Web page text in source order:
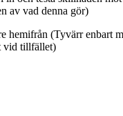
av vad denna gör)
hemifrån (Tyvärr enbart
vid tillfället)